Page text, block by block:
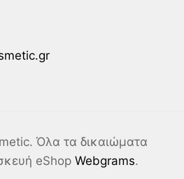
Όλα τα δικαιώματα
eShop Webgrams.